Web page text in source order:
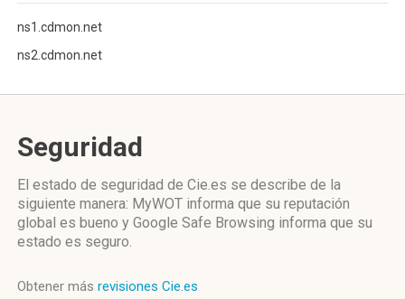
ns1.cdmon.net
ns2.cdmon.net
Seguridad
El estado de seguridad de Cie.es se describe de la
siguiente manera: MyWOT informa que su reputación
global es bueno y Google Safe Browsing informa que su
estado es seguro.
Obtener más revisiones Cie.es